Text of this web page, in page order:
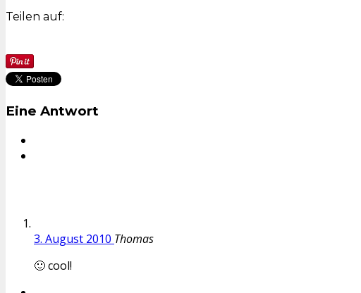
Teilen auf:
Eine Antwort
3. August 2010 Thomas
🙂 cool!